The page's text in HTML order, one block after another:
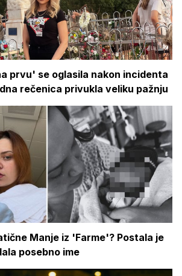
prvu' se oglasila nakon incidenta
rečenica privukla veliku pažnju
Manje iz 'Farme'? Postala je
posebno ime